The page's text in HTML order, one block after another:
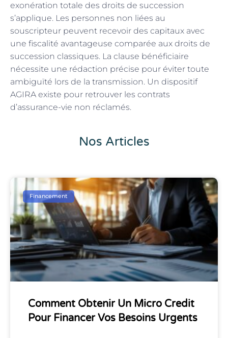
exonération totale des droits de succession
s’applique. Les personnes non liées au
souscripteur peuvent recevoir des capitaux avec
une fiscalité avantageuse comparée aux droits de
succession classiques. La clause bénéficiaire
nécessite une rédaction précise pour éviter toute
ambiguïté lors de la transmission. Un dispositif
AGIRA existe pour retrouver les contrats
d’assurance-vie non réclamés.
Nos Articles
Financement
Comment Obtenir Un Micro Credit
Pour Financer Vos Besoins Urgents